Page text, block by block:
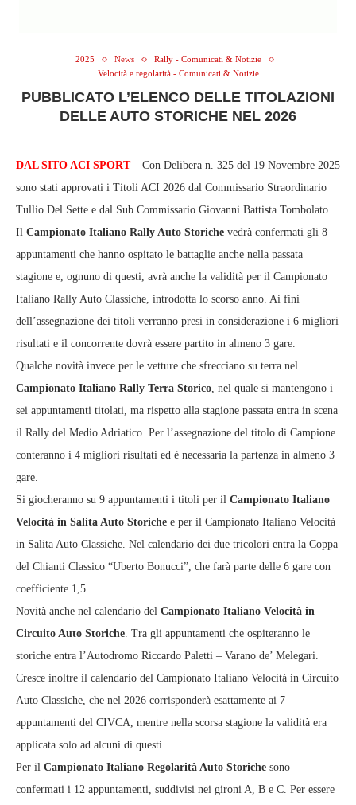
2025 News
Rally - Comunicati & Notizie
Velocità e regolarità - Comunicati & Notizie
PUBBLICATO L’ELENCO DELLE TITOLAZIONI
DELLE AUTO STORICHE NEL 2026
DAL SITO ACI SPORT – Con Delibera n. 325 del 19 Novembre 2025
sono stati approvati i Titoli ACI 2026 dal Commissario Straordinario
Tullio Del Sette e dal Sub Commissario Giovanni Battista Tombolato.
Il Campionato Italiano Rally Auto Storiche vedrà confermati gli 8
appuntamenti che hanno ospitato le battaglie anche nella passata
stagione e, ognuno di questi, avrà anche la validità per il Campionato
Italiano Rally Auto Classiche, introdotta lo scorso anno. Ai fini
dell’assegnazione dei titoli verranno presi in considerazione i 6 migliori
risultati e il concorrente dovrà essere partito in almeno 3 gare.
Qualche novità invece per le vetture che sfrecciano su terra nel
Campionato Italiano Rally Terra Storico, nel quale si mantengono i
sei appuntamenti titolati, ma rispetto alla stagione passata entra in scena
il Rally del Medio Adriatico. Per l’assegnazione del titolo di Campione
conteranno i 4 migliori risultati ed è necessaria la partenza in almeno 3
gare.
Si giocheranno su 9 appuntamenti i titoli per il Campionato Italiano
Velocità in Salita Auto Storiche e per il Campionato Italiano Velocità
in Salita Auto Classiche. Nel calendario dei due tricolori entra la Coppa
del Chianti Classico “Uberto Bonucci”, che farà parte delle 6 gare con
coefficiente 1,5.
Novità anche nel calendario del Campionato Italiano Velocità in
Circuito Auto Storiche. Tra gli appuntamenti che ospiteranno le
storiche entra l’Autodromo Riccardo Paletti – Varano de’ Melegari.
Cresce inoltre il calendario del Campionato Italiano Velocità in Circuito
Auto Classiche, che nel 2026 corrisponderà esattamente ai 7
appuntamenti del CIVCA, mentre nella scorsa stagione la validità era
applicata solo ad alcuni di questi.
Per il Campionato Italiano Regolarità Auto Storiche sono
confermati i 12 appuntamenti, suddivisi nei gironi A, B e C. Per essere